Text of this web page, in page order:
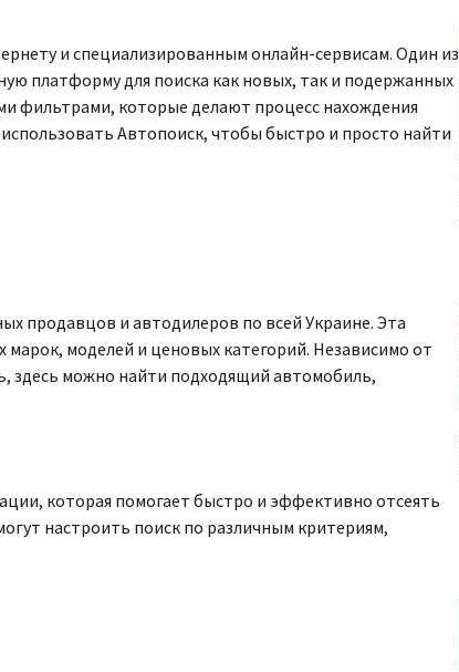
и специализированным онлайн-сервисам. Один из
платформу для поиска как новых, так и подержанных
фильтрами, которые делают процесс нахождения
Автопоиск, чтобы быстро и просто найти
продавцов и автодилеров по всей Украине. Эта
моделей и ценовых категорий. Независимо от
здесь можно найти подходящий автомобиль,
которая помогает быстро и эффективно отсеять
настроить поиск по различным критериям,